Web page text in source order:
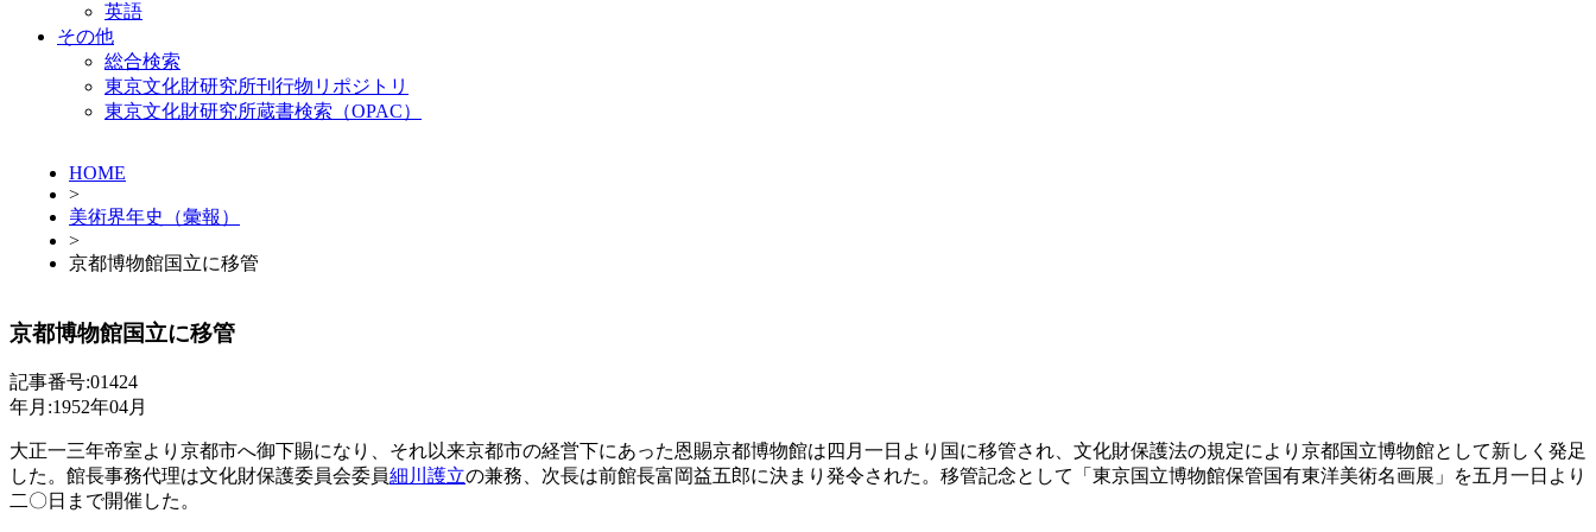
英語
その他
総合検索
東京文化財研究所刊行物リポジトリ
東京文化財研究所蔵書検索（OPAC）
HOME
>
美術界年史（彙報）
>
京都博物館国立に移管
京都博物館国立に移管
記事番号:01424
年月:1952年04月
大正一三年帝室より京都市へ御下賜になり、それ以来京都市の経営下にあった恩賜京都博物館は四月一日より国に移管され、文化財保護法の規定により京都国立博物館として新しく発足
した。館長事務代理は文化財保護委員会委員細川護立の兼務、次長は前館長富岡益五郎に決まり発令された。移管記念として「東京国立博物館保管国有東洋美術名画展」を五月一日より
二〇日まで開催した。